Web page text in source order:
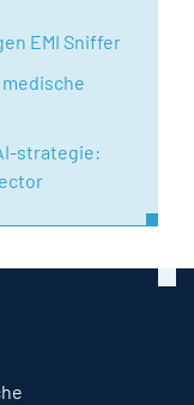
EMI Sniffer
strategie: